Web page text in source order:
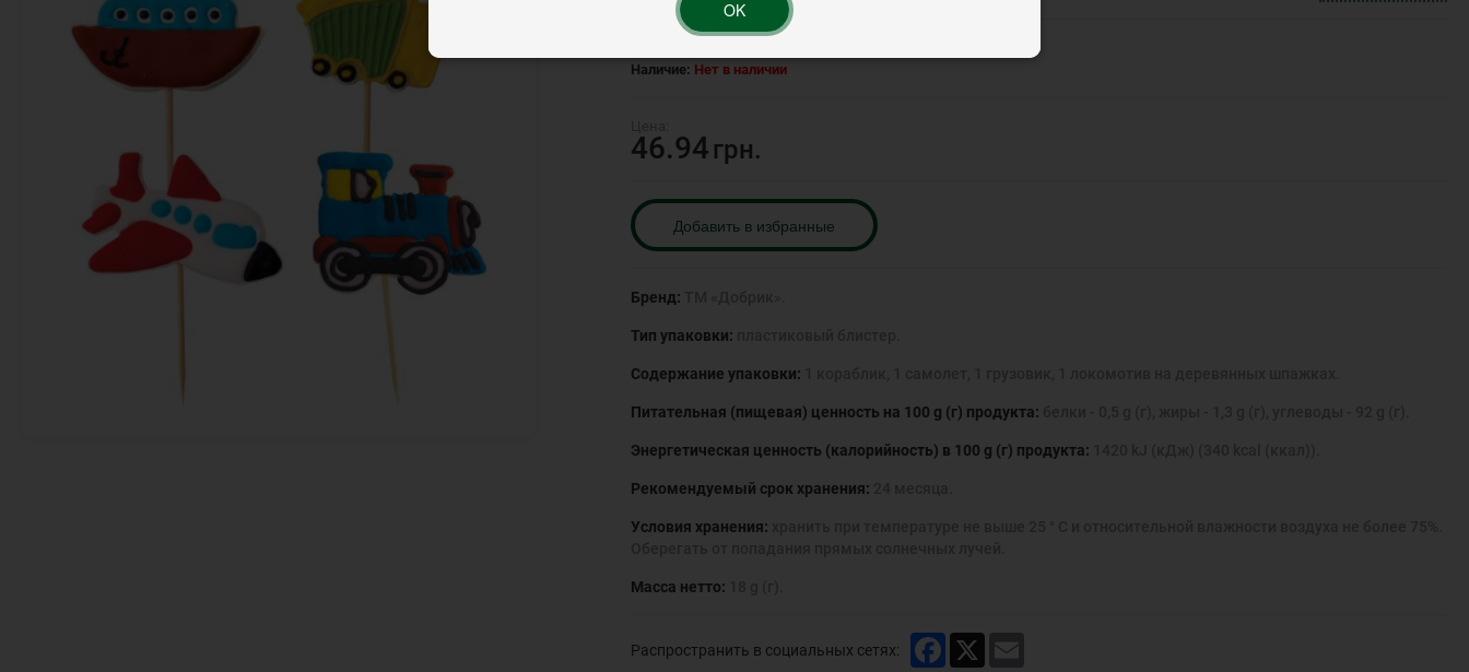
Наличие: Нет в наличии
46.94 грн.
Добавить в избранные
Бренд:
Тип упаковки:
Содержание упаковки:
Питательная (пищевая) ценность на 100 g (г) продукта:
Энергетическая ценность (калорийность) в 100 g (г) продукта:
Рекомендуемый срок хранения:
Условия хранения:
Масса нетто:
Распространить в социальных сетях: Facebook
OK